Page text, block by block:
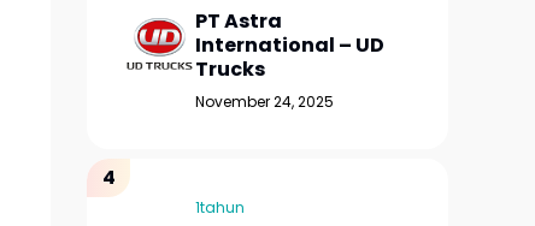
PT Astra
International – UD
Trucks
November 24, 2025
1tahun